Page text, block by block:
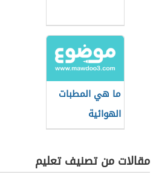
ما هي المطبات
الهوائية
مقالات من تصنيف تعليم